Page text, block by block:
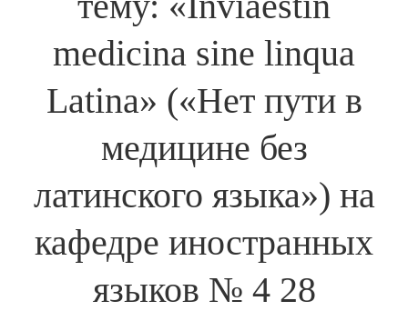
medicina sine linqua
Latina» («Нет пути в
медицине без
латинского языка») на
кафедре иностранных
языков № 4 28